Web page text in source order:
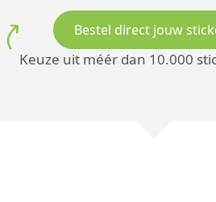
Bestel direct jouw
Keuze uit méér dan 10.000